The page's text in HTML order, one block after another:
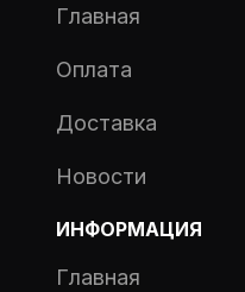
Главная
Оплата
Доставка
Новости
ИНФОРМАЦИЯ
Главная